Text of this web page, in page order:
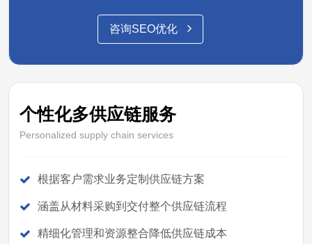
咨询SEO优化
个性化多供应链服务
Personalized supply chain services
根据客户需求业务定制供应链方案
涵盖从材料采购到交付整个供应链流程
精细化管理和资源整合降低供应链成本